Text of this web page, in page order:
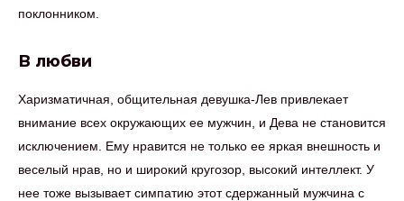
поклонником.
В любви
Харизматичная, общительная девушка-Лев привлекает
внимание всех окружающих ее мужчин, и Дева не становится
исключением. Ему нравится не только ее яркая внешность и
веселый нрав, но и широкий кругозор, высокий интеллект. У
нее тоже вызывает симпатию этот сдержанный мужчина с